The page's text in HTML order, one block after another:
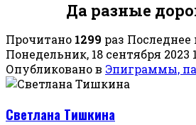
Да разные
Прочитано 1299 раз Последнее
Понедельник, 18 сентября 2023
Опубликовано в Эпиграммы,
Светлана Тишкина